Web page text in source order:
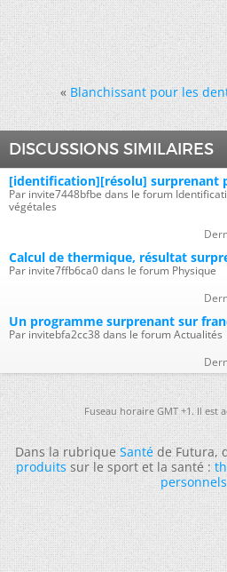
« Blanchissant pour les
DISCUSSIONS SIMILAIRES
[identification][résolu] surprenant
Par invite7448bfbe dans le forum
végétales
Calcul de thermique, résultat
Par invite7ffb6ca0 dans le forum Physique
Un programme surprenant sur
Par invitebfa2cc38 dans le forum Actualités
Fuseau horaire GMT +1. Il est
Dans la rubriqueSantéde Futura,
produitssur le sport et la santé :
personnels